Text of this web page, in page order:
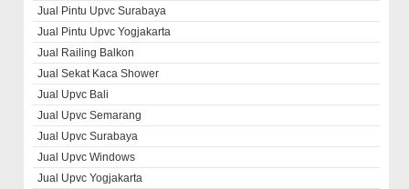
Jual Pintu Upvc Surabaya
Jual Pintu Upvc Yogjakarta
Jual Railing Balkon
Jual Sekat Kaca Shower
Jual Upvc Bali
Jual Upvc Semarang
Jual Upvc Surabaya
Jual Upvc Windows
Jual Upvc Yogjakarta